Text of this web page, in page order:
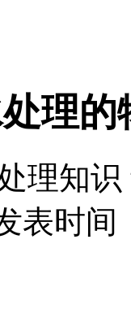
理的
理知识
表时间